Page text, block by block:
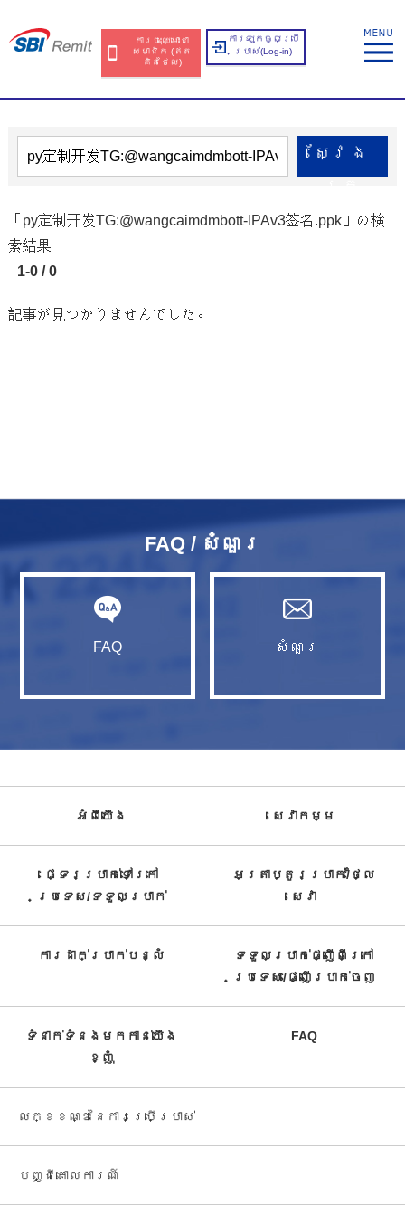
ការចុះឈ្មោះជា
សមាជិក​​ (ឥត​
គិត​ថ្លៃ​)
ការឡុកចូលប្រើ
ប្រាស់​(Log-in)
ស្វែង​
「py定制开发TG:@wangcaimdmbott-IPAv3签名.ppk」の検
索結果
1-0 / 0
記事が見つかりませんでした。
FAQ / សំណួរ​
FAQ សំណួរ​
អំពី​យើង សេវាកម្ម​
ផ្ទេរប្រាក់ទៅក្រៅ
ប្រទេស/ទទួល​ប្រាក់​
អត្រាប្តូរប្រាក់/ថ្លៃ
សេវា​
ការដាក់ប្រាក់បន្លំ
ទទួលប្រាក់ផ្ញើពីក្រៅ
ប្រទេស/ផ្ញើប្រាក់ចេញ
ទំនាក់ទំនងមកកាន់យើង
ខ្ញុំ
FAQ
លក្ខខណ្ឌនៃការប្រើប្រាស់
បញ្ជី​គោលការណ៍